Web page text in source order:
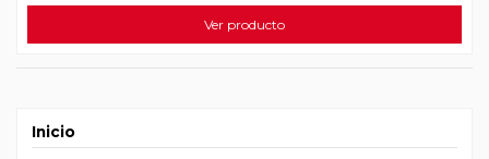
Ver producto
Inicio